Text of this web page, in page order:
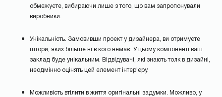
обмежуєте, вибираючи лише з того, що вам запропонували
виробники.
Унікальність. Замовивши проект у дизайнера, ви отримуєте
штори, яких більше ні в кого немає. У цьому компоненті ваш
заклад буде унікальним. Відвідувачі, які знають толк в дизайні,
неодмінно оцінять цей елемент інтер'єру.
Можливість втілити в життя оригінальні задумки. Можливо, у